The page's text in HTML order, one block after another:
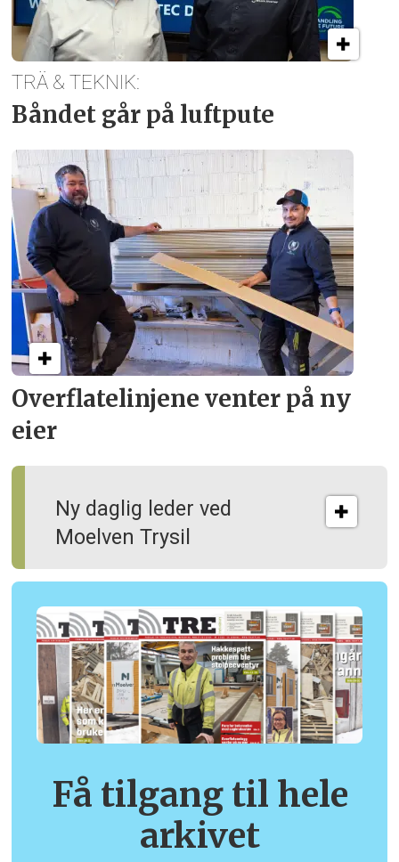
Overflate­linjene venter på ny
eier
Ny daglig leder ved
Moelven Trysil
TRÄ & TEKNIK:
Båndet går på luftpute
Få tilgang til hele
arkivet